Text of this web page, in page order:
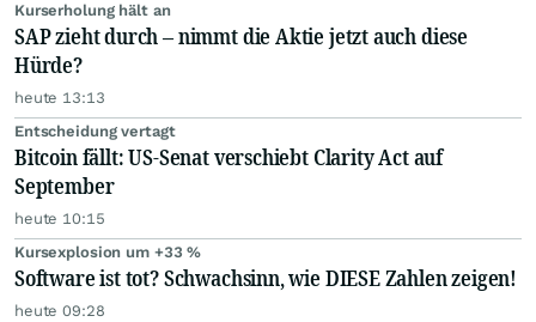
Kurserholung hält an
SAP zieht durch – nimmt die Aktie jetzt auch diese
Hürde?
heute 13:13
Entscheidung vertagt
Bitcoin fällt: US-Senat verschiebt Clarity Act auf
September
heute 10:15
Kursexplosion um +33 %
Software ist tot? Schwachsinn, wie DIESE Zahlen zeigen!
heute 09:28